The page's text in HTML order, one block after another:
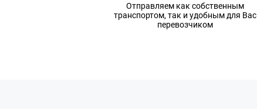
Отправляем как собственным
транспортом, так и удобным для Вас
перевозчиком